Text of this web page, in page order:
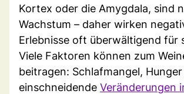
Kortex oder die Amygdala, sind
Wachstum – daher wirken
Erlebnisse oft überwältigend für
Viele Faktoren können zum
beitragen: Schlafmangel,
einschneidende Veränderungen